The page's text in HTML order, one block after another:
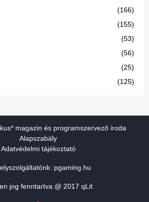
(166)
(155)
(53)
(56)
(25)
(125)
magazin és programszervező iroda
Alapszabály
Adatvédelmi tájékoztató
pgaming.hu
jog fenntartva @ 2017 qLit